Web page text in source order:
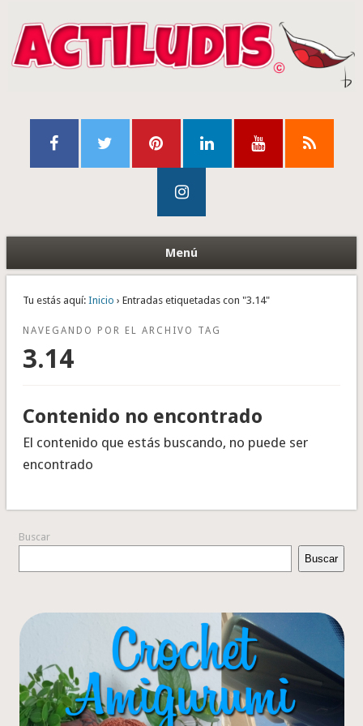
Menú
Tu estás aquí: Inicio › Entradas etiquetadas con "3.14"
NAVEGANDO POR EL ARCHIVO TAG
3.14
Contenido no encontrado
El contenido que estás buscando, no puede ser
encontrado
Buscar
Buscar